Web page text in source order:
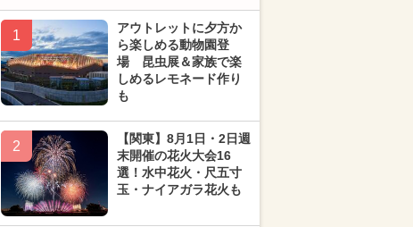
1
アウトレットに夕方か
ら楽しめる動物園登
場 昆虫展＆家族で楽
しめるレモネード作り
も
2
【関東】8月1日・2日週
末開催の花火大会16
選！水中花火・尺五寸
玉・ナイアガラ花火も